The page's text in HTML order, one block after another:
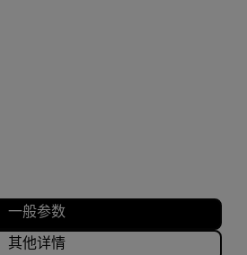
一般参数
其他详情